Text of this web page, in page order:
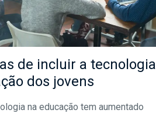
de incluir a tecnologia
dos jovens
na educação tem aumentado